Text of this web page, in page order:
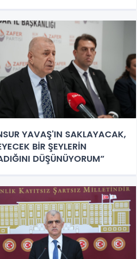
YAVAŞ'IN SAKLAYACAK,
BİR ŞEYLERİN
DÜŞÜNÜYORUM”